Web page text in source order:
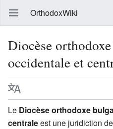
OrthodoxWiki
Diocèse
occidentale et
Le Diocèse orthodoxe
centraleest une juridiction